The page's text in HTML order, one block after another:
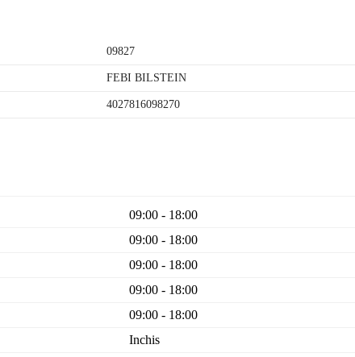
09827
FEBI BILSTEIN
4027816098270
09:00 - 18:00
09:00 - 18:00
09:00 - 18:00
09:00 - 18:00
09:00 - 18:00
Inchis